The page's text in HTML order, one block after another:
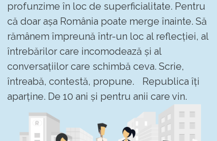
profunzime în loc de superficialitate. Pentru
că doar așa România poate merge înainte. Să
rămânem împreună într-un loc al reflecției, al
întrebărilor care incomodează și al
conversațiilor care schimbă ceva. Scrie,
întreabă, contestă, propune. Republica îți
aparține. De 10 ani și pentru anii care vin.